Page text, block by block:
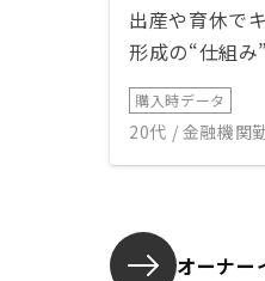
出産や育休で
形成の“仕組み
購入時データ
20代 / 金融機関
オーナー